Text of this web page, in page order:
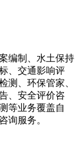
编制、水土保持
、交通影响评
测、环保管家、
、安全评价咨
等业务覆盖自
询服务。